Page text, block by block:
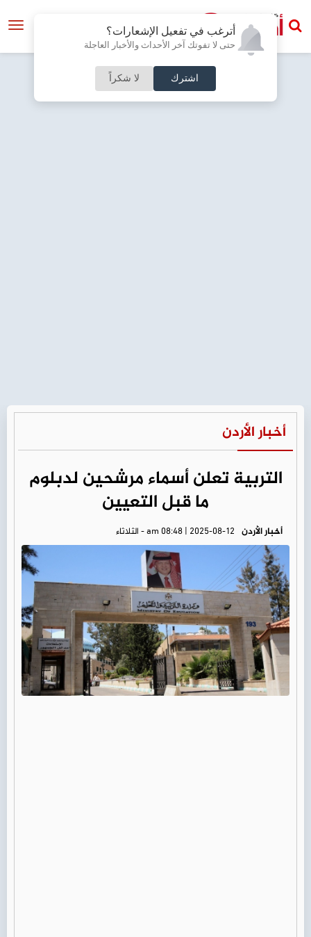
أترغب في تفعيل الإشعارات؟
حتى لا تفوتك آخر الأحداث والأخبار العاجلة
اشترك لا شكراً
أخبار الأردن
التربية تعلن أسماء مرشحين لدبلوم
ما قبل التعيين
أخبار الأردن am 08:48 | 2025-08-12 - الثلاثاء